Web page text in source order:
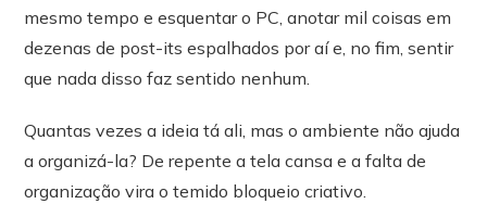
mesmo tempo e esquentar o PC, anotar mil coisas em
dezenas de post-its espalhados por aí e, no fim, sentir
que nada disso faz sentido nenhum.
Quantas vezes a ideia tá ali, mas o ambiente não ajuda
a organizá-la? De repente a tela cansa e a falta de
organização vira o temido bloqueio criativo.